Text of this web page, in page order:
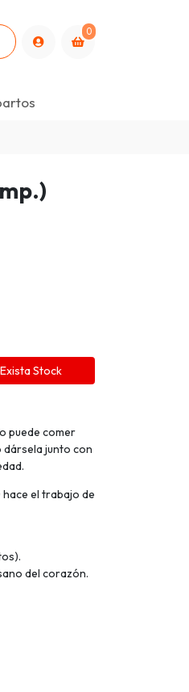
0
Stock
puede comer
dársela junto con
el trabajo de
del corazón.